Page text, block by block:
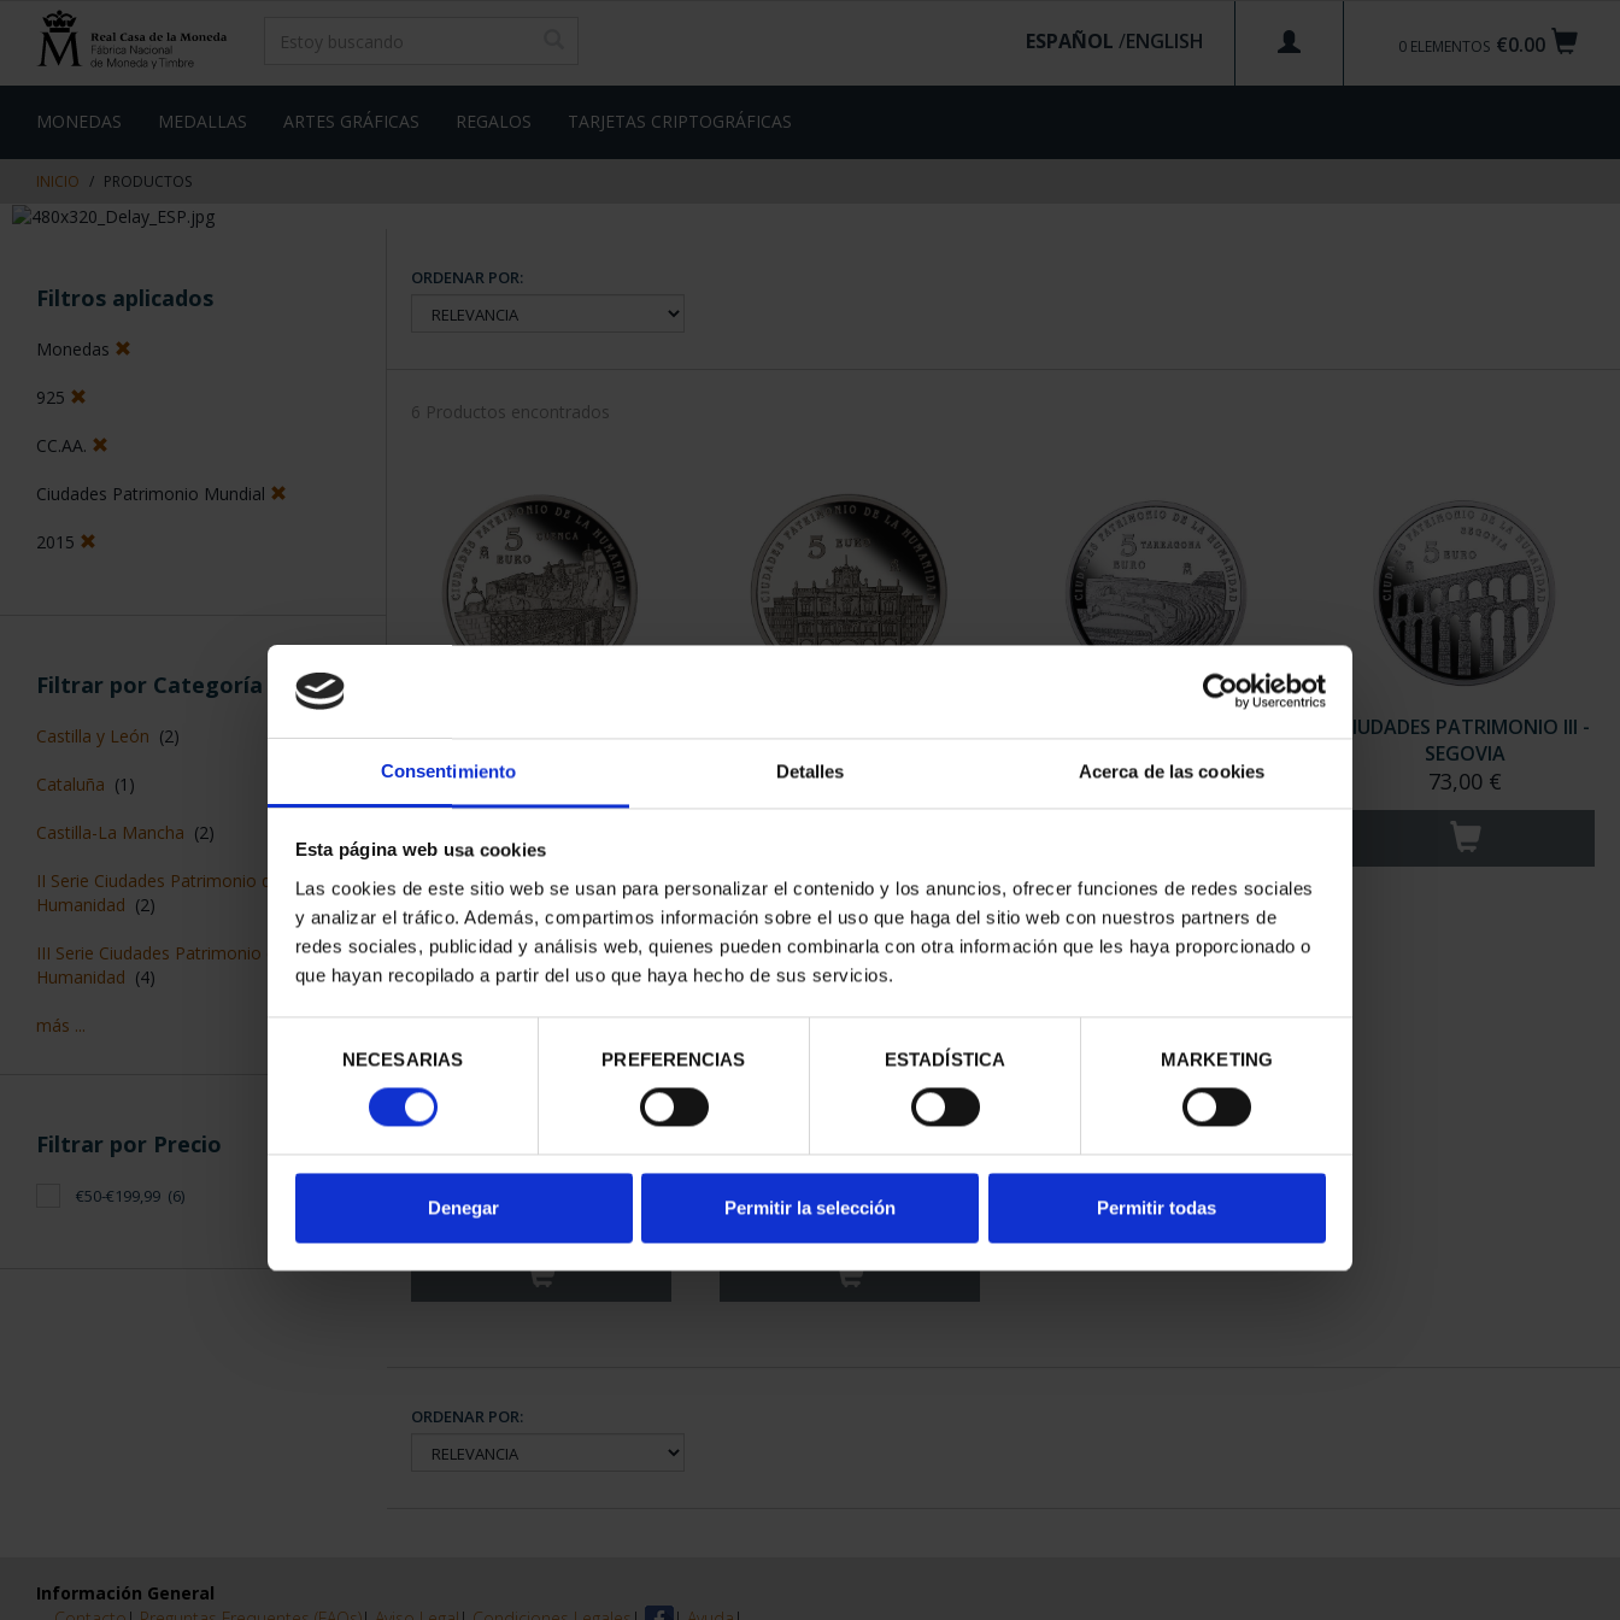
Consentimiento Detalles Acerca de las cookies
Esta página web usa cookies
Las cookies de este sitio web se usan para personalizar el contenido y los anuncios, ofrecer funciones de redes sociales
y analizar el tráfico. Además, compartimos información sobre el uso que haga del sitio web con nuestros partners de
redes sociales, publicidad y análisis web, quienes pueden combinarla con otra información que les haya proporcionado o
que hayan recopilado a partir del uso que haya hecho de sus servicios.
consentimiento
NECESARIAS PREFERENCIAS ESTADÍSTICA MARKETING
Denegar Permitir la selección Permitir todas
contenido
de
€0.00
0 ELEMENTOS
ESPAÑOL /
MONEDAS MEDALLAS ARTES GRÁFICAS REGALOS TARJETAS CRIPTOGRÁFICAS
INICIO PRODUCTOS
Filtros aplicados
Monedas
925
CC.AA.
Ciudades Patrimonio Mundial
2015
Filtrar por Categoría
Castilla y León (2)
Cataluña (1)
Castilla-La Mancha (2)
II Serie Ciudades Patrimonio de la
Humanidad (2)
III Serie Ciudades Patrimonio de la
Humanidad (4)
más ...
Filtrar por Precio
€50-€199,99 (6)
ORDENAR POR:
6 Productos encontrados
73,00 € 73,00 € 73,00 €
CIUDADES PATRIMONIO III -
SEGOVIA
73,00 €
CIUDADES PATRIMONIO III -
CIUDADES PATRIMONIO III -
73,00 €
ORDENAR POR:
Información General